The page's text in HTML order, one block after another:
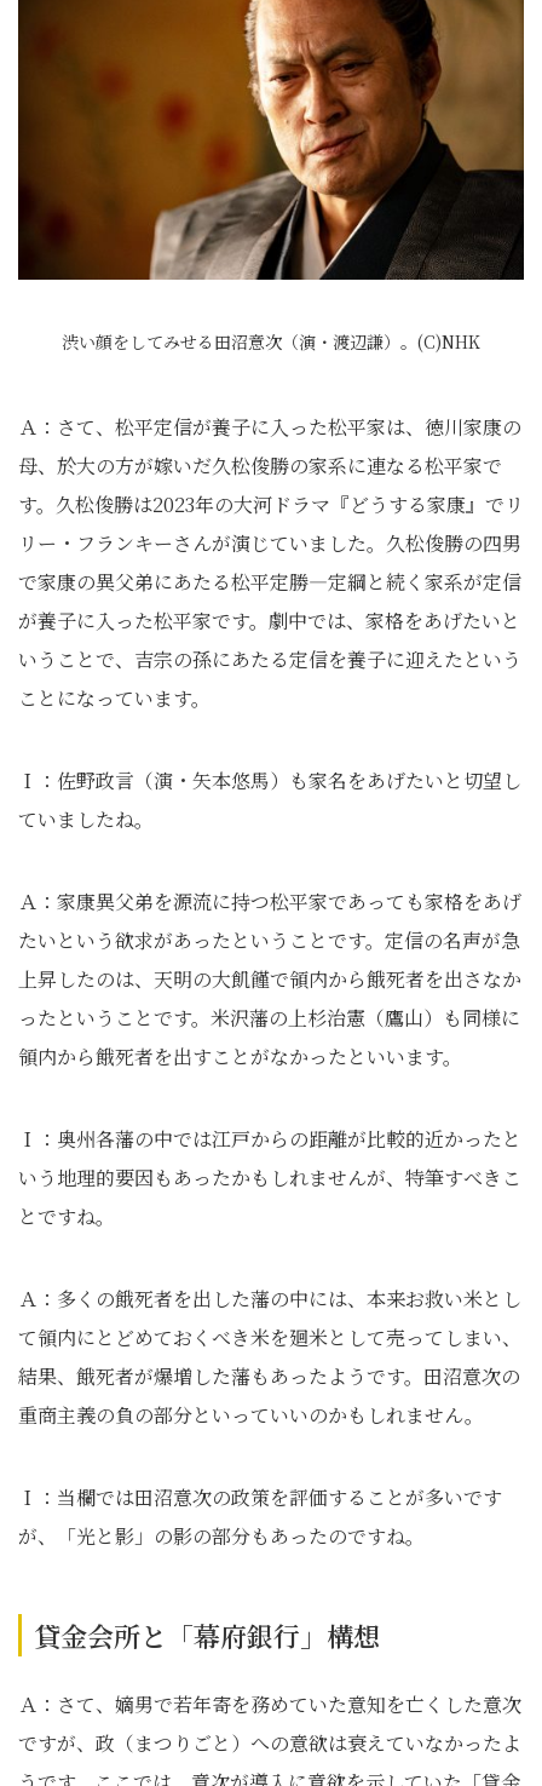
渋い顔をしてみせる田沼意次（演・渡辺謙）。(C)NHK
Ａ：さて、松平定信が養子に入った松平家は、徳川家康の
母、於大の方が嫁いだ久松俊勝の家系に連なる松平家で
す。久松俊勝は2023年の大河ドラマ『どうする家康』でリ
リー・フランキーさんが演じていました。久松俊勝の四男
で家康の異父弟にあたる松平定勝―定綱と続く家系が定信
が養子に入った松平家です。劇中では、家格をあげたいと
いうことで、吉宗の孫にあたる定信を養子に迎えたという
ことになっています。
Ｉ：佐野政言（演・矢本悠馬）も家名をあげたいと切望し
ていましたね。
Ａ：家康異父弟を源流に持つ松平家であっても家格をあげ
たいという欲求があったということです。定信の名声が急
上昇したのは、天明の大飢饉で領内から餓死者を出さなか
ったということです。米沢藩の上杉治憲（鷹山）も同様に
領内から餓死者を出すことがなかったといいます。
Ｉ：奥州各藩の中では江戸からの距離が比較的近かったと
いう地理的要因もあったかもしれませんが、特筆すべきこ
とですね。
Ａ：多くの餓死者を出した藩の中には、本来お救い米とし
て領内にとどめておくべき米を廻米として売ってしまい、
結果、餓死者が爆増した藩もあったようです。田沼意次の
重商主義の負の部分といっていいのかもしれません。
Ｉ：当欄では田沼意次の政策を評価することが多いです
が、「光と影」の影の部分もあったのですね。
貸金会所と「幕府銀行」構想
Ａ：さて、嫡男で若年寄を務めていた意知を亡くした意次
ですが、政（まつりごと）への意欲は衰えていなかったよ